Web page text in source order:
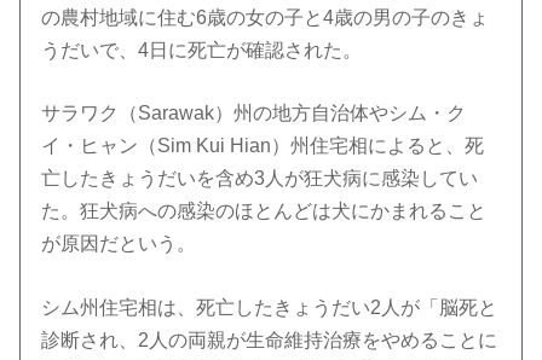
の農村地域に住む6歳の女の子と4歳の男の子のきょ
うだいで、4日に死亡が確認された。
サラワク（Sarawak）州の地方自治体やシム・ク
イ・ヒャン（Sim Kui Hian）州住宅相によると、死
亡したきょうだいを含め3人が狂犬病に感染してい
た。狂犬病への感染のほとんどは犬にかまれること
が原因だという。
シム州住宅相は、死亡したきょうだい2人が「脳死と
診断され、2人の両親が生命維持治療をやめることに